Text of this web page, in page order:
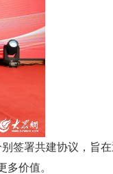
签署共建协议，旨
价值。